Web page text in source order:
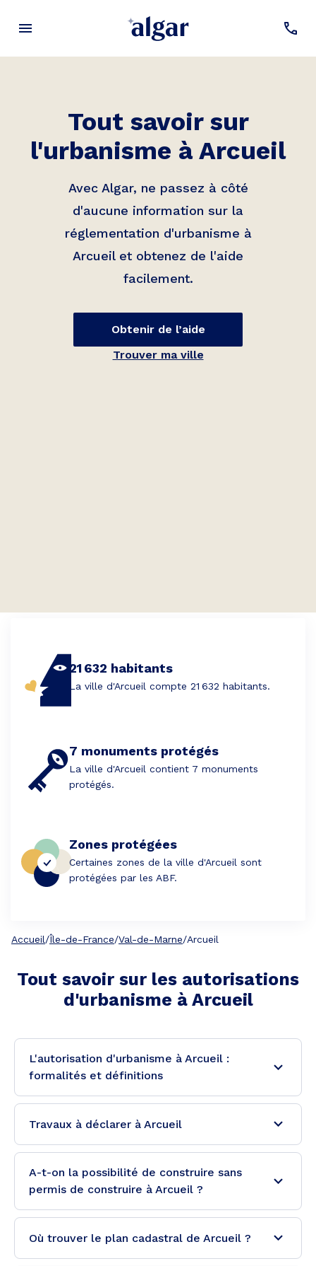
Tout savoir sur
l'urbanisme àArcueil
Avec Algar, ne passez à côté
d'aucune information sur la
réglementation d'urbanisme à
Arcueilet obtenez de l'aide
facilement.
Obtenir de l’aide
Trouver ma ville
21 632 habitants
La ville d'Arcueil compte 21 632 habitants.
7 monuments protégés
La ville d'Arcueil contient 7 monuments
protégés.
Zones protégées
Certaines zones de la ville d'Arcueil sont
protégées par les ABF.
Accueil/Île-de-France/Val-de-Marne/Arcueil
Tout savoir sur les autorisations
d'urbanisme à Arcueil
L'autorisation d'urbanisme à Arcueil :
formalités et définitions
Travaux à déclarer à Arcueil
A-t-on la possibilité de construire sans
permis de construire à Arcueil ?
Où trouver le plan cadastral de Arcueil ?